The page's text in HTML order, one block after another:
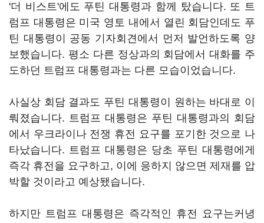
'더 비스트'에도 푸틴 대통령과 함께 탔습니다. 또 트
럼프 대통령은 미국 영토 내에서 열린 회담인데도 푸
틴 대통령이 공동 기자회견에서 먼저 발언하도록 양
보했습니다. 평소 다른 정상과의 회담에서 대화를 주
도하던 트럼프 대통령과는 다른 모습이었습니다.
사실상 회담 결과도 푸틴 대통령이 원하는 바대로 이
뤄졌습니다. 트럼프 대통령은 푸틴 대통령과의 회담
에서 우크라이나 전쟁 휴전 요구를 포기한 것으로 나
타났습니다. 트럼프 대통령은 당초 푸틴 대통령에게
즉각 휴전을 요구하고, 이에 응하지 않으면 제재를 압
박할 것이라고 예상됐습니다.
하지만 트럼프 대통령은 즉각적인 휴전 요구는커녕